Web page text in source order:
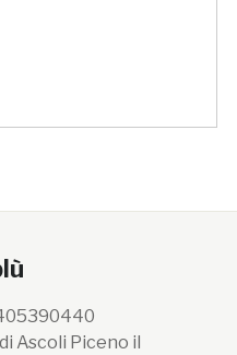
Ascoli Piceno il